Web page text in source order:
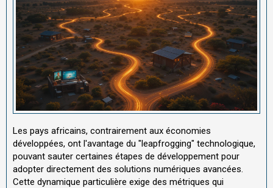
Les pays africains, contrairement aux économies
développées, ont l'avantage du "leapfrogging" technologique,
pouvant sauter certaines étapes de développement pour
adopter directement des solutions numériques avancées.
Cette dynamique particulière exige des métriques qui